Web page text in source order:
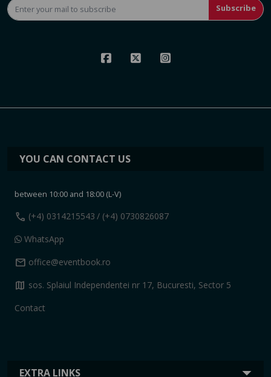
Subscribe
EXTRA LINKS
YOU CAN CONTACT US
between 10:00 and 18:00 (L-V)
call (+4) 0314215543 / (+4) 0730826087
WhatsApp
mail office@eventbook.ro
map sos. Splaiul Independentei nr 17, Bucuresti, Sector 5
Contact